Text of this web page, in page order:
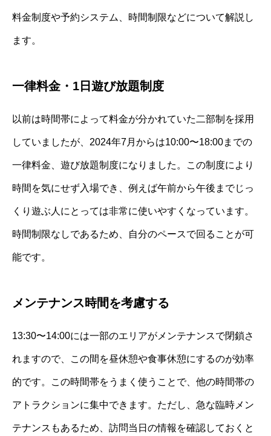
料金制度や予約システム、時間制限などについて解説し
ます。
一律料金・1日遊び放題制度
以前は時間帯によって料金が分かれていた二部制を採用
していましたが、2024年7月からは10:00〜18:00までの
一律料金、遊び放題制度になりました。この制度により
時間を気にせず入場でき、例えば午前から午後までじっ
くり遊ぶ人にとっては非常に使いやすくなっています。
時間制限なしであるため、自分のペースで回ることが可
能です。
メンテナンス時間を考慮する
13:30〜14:00には一部のエリアがメンテナンスで閉鎖さ
れますので、この間を昼休憩や食事休憩にするのが効率
的です。この時間帯をうまく使うことで、他の時間帯の
アトラクションに集中できます。ただし、急な臨時メン
テナンスもあるため、訪問当日の情報を確認しておくと